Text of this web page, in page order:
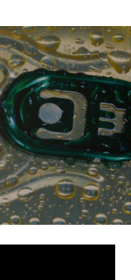
y
en